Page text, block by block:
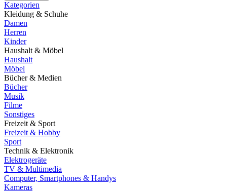
Kategorien
Kleidung & Schuhe
Damen
Herren
Kinder
Haushalt & Möbel
Haushalt
Möbel
Bücher & Medien
Bücher
Musik
Filme
Sonstiges
Freizeit & Sport
Freizeit & Hobby
Sport
Technik & Elektronik
Elektrogeräte
TV & Multimedia
Computer, Smartphones & Handys
Kameras